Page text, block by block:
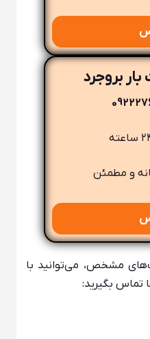
بروجرد
و مطمئن
مشخص، می‌توانید با
تماس بگیرید: